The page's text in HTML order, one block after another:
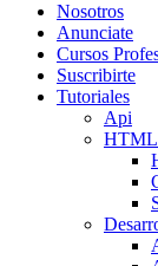
Nosotros
Anunciate
Cursos
Suscribirte
Tutoriales
Api
HTML